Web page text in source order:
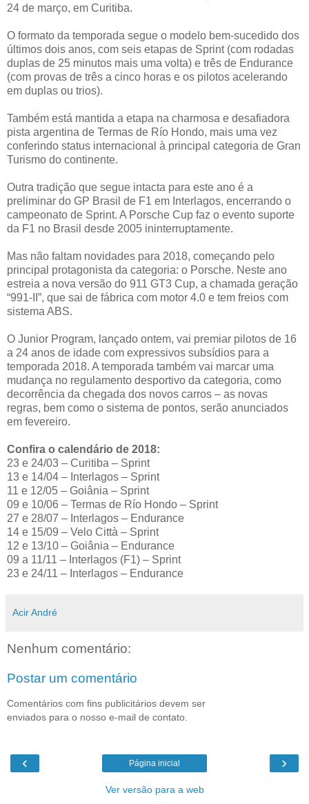
24 de março, em Curitiba.
O formato da temporada segue o modelo bem-sucedido dos
últimos dois anos, com seis etapas de Sprint (com rodadas
duplas de 25 minutos mais uma volta) e três de Endurance
(com provas de três a cinco horas e os pilotos acelerando
em duplas ou trios).
Também está mantida a etapa na charmosa e desafiadora
pista argentina de Termas de Río Hondo, mais uma vez
conferindo status internacional à principal categoria de Gran
Turismo do continente.
Outra tradição que segue intacta para este ano é a
preliminar do GP Brasil de F1 em Interlagos, encerrando o
campeonato de Sprint. A Porsche Cup faz o evento suporte
da F1 no Brasil desde 2005 ininterruptamente.
Mas não faltam novidades para 2018, começando pelo
principal protagonista da categoria: o Porsche. Neste ano
estreia a nova versão do 911 GT3 Cup, a chamada geração
“991-II”, que sai de fábrica com motor 4.0 e tem freios com
sistema ABS.
O Junior Program, lançado ontem, vai premiar pilotos de 16
a 24 anos de idade com expressivos subsídios para a
temporada 2018. A temporada também vai marcar uma
mudança no regulamento desportivo da categoria, como
decorrência da chegada dos novos carros – as novas
regras, bem como o sistema de pontos, serão anunciados
em fevereiro.
Confira o calendário de 2018:
23 e 24/03 – Curitiba – Sprint
13 e 14/04 – Interlagos – Sprint
11 e 12/05 – Goiânia – Sprint
09 e 10/06 – Termas de Río Hondo – Sprint
27 e 28/07 – Interlagos – Endurance
14 e 15/09 – Velo Città – Sprint
12 e 13/10 – Goiânia – Endurance
09 a 11/11 – Interlagos (F1) – Sprint
23 e 24/11 – Interlagos – Endurance
Acir André
Nenhum comentário:
Postar um comentário
Comentários com fins publicitários devem ser
enviados para o nosso e-mail de contato.
‹ ›
Página inicial
Ver versão para a web